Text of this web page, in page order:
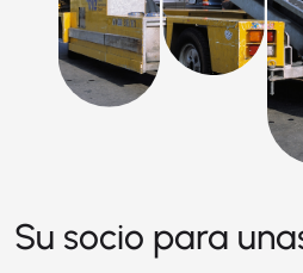
Su socio para